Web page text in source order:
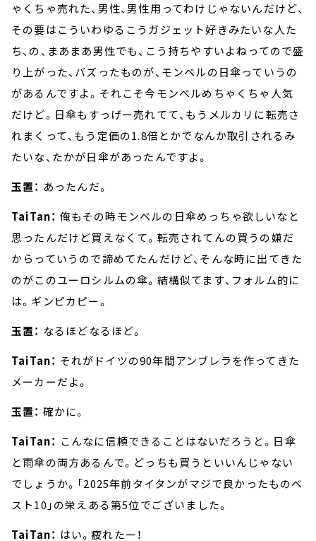
ゃくちゃ売れた、男性、男性用ってわけじゃないんだけど、
その要はこういわゆるこうガジェット好きみたいな人た
ち、の、まあまあ男性でも、こう持ちやすいよねってので盛
り上がった、バズったものが、モンベルの日傘っていうの
があるんですよ。それこそ今モンベルめちゃくちゃ人気
だけど。日傘もすっげー売れてて、もうメルカリに転売さ
れまくって、もう定価の1.8倍とかでなんか取引されるみ
たいな、たかが日傘があったんですよ。
玉置： あったんだ。
TaiTan： 俺もその時モンベルの日傘めっちゃ欲しいなと
思ったんだけど買えなくて。転売されてんの買うの嫌だ
からっていうので諦めてたんだけど、そんな時に出てきた
のがこのユーロシルムの傘。結構似てます、フォルム的に
は。ギンピカピー。
玉置： なるほどなるほど。
TaiTan： それがドイツの90年間アンブレラを作ってきた
メーカーだよ。
玉置： 確かに。
TaiTan： こんなに信頼できることはないだろうと。日傘
と雨傘の両方あるんで。どっちも買うといいんじゃない
でしょうか。「2025年前タイタンがマジで良かったものベ
スト10」の栄えある第5位でございました。
TaiTan： はい。疲れたー！